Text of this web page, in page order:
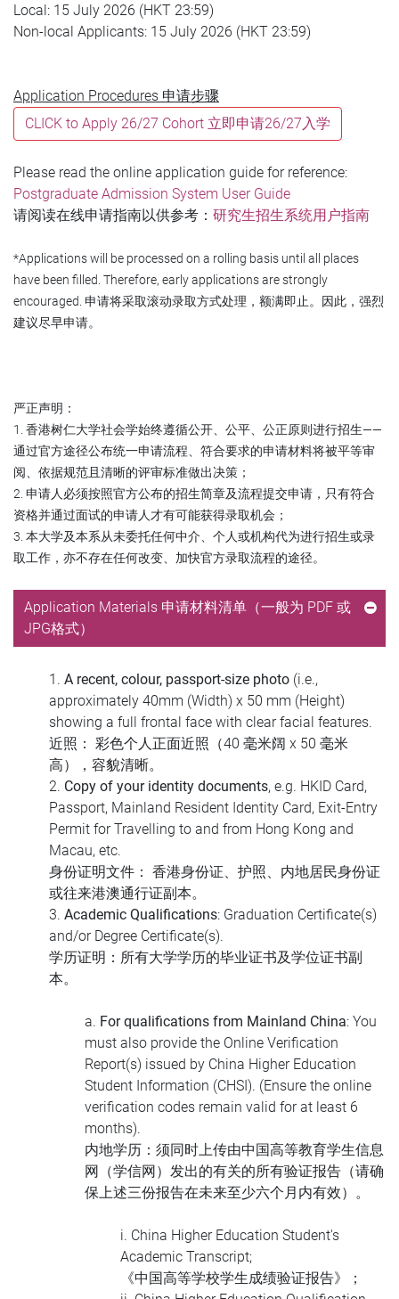
Local: 15 July 2026 (HKT 23:59)
Non-local Applicants: 15 July 2026 (HKT 23:59)
Application Procedures 申请步骤
CLICK to Apply 26/27 Cohort 立即申请26/27入学
Please read the online application guide for reference:
Postgraduate Admission System User Guide
请阅读在线申请指南以供参考： 研究生招生系统用户指南
*Applications will be processed on a rolling basis until all places
have been filled. Therefore, early applications are strongly
encouraged. 申请将采取滚动录取方式处理，额满即止。因此，强烈
建议尽早申请。
严正声明：
1. 香港树仁大学社会学始终遵循公开、公平、公正原则进行招生——
通过官方途径公布统一申请流程、符合要求的申请材料将被平等审
阅、依据规范且清晰的评审标准做出决策；
2. 申请人必须按照官方公布的招生简章及流程提交申请，只有符合
资格并通过面试的申请人才有可能获得录取机会；
3. 本大学及本系从未委托任何中介、个人或机构代为进行招生或录
取工作，亦不存在任何改变、加快官方录取流程的途径。
Application Materials 申请材料清单（一般为 PDF 或
JPG格式）
1. A recent, colour, passport-size photo (i.e.,
approximately 40mm (Width) x 50 mm (Height)
showing a full frontal face with clear facial features.
近照 ： 彩色个人正面近照（40 毫米阔 x 50 毫米
高），容貌清晰。
2. Copy of your identity documents, e.g. HKID Card,
Passport, Mainland Resident Identity Card, Exit-Entry
Permit for Travelling to and from Hong Kong and
Macau, etc.
身份证明文件 ： 香港身份证、护照、内地居民身份证
或往来港澳通行证副本。
3. Academic Qualifications: Graduation Certificate(s)
and/or Degree Certificate(s).
学历证明 ：所有大学学历的毕业证书及学位证书副
本。
a. For qualifications from Mainland China: You
must also provide the Online Verification
Report(s) issued by China Higher Education
Student Information (CHSI). (Ensure the online
verification codes remain valid for at least 6
months).
内地学历 ：须同时上传由中国高等教育学生信息
网（学信网）发出的有关的所有验证报告（请确
保上述三份报告在未来至少六个月内有效）。
i. China Higher Education Student's
Academic Transcript;
《中国高等学校学生成绩验证报告》；